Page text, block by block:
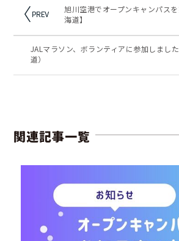
旭川空港でオープンキャンパス
海道】
JALマラソン、ボランティアに参加しまし
道）
関連記事一覧